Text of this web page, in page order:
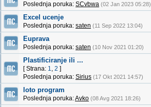
Poslednja poruka: SCvbwa (02 Jan 2023 05:28)
Excel ucenje
Poslednja poruka: saten (11 Sep 2022 13:04)
Euprava
Poslednja poruka: saten (10 Nov 2021 01:20)
Plastificiranje ili ...
[ Strana: 1, 2 ]
Poslednja poruka: Sirius (17 Okt 2021 14:57)
loto program
Poslednja poruka:Avko (08 Avg 2021 18:26)